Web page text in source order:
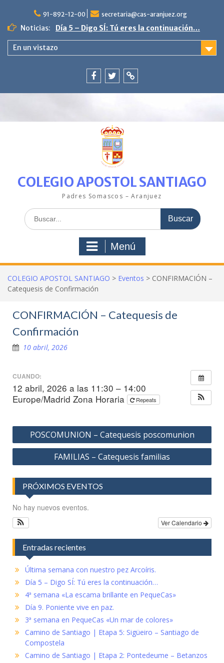
contenido
91-892-12-00 secretaria@cas-aranjuez.org
Noticias:
Día 5 – Digo SÍ: Tú eres la continuación…
4ª semana «La escama brillante en
PequeCas»
3ª semana en PequeCas «Un mar de
colores»
Última semana con nuestro pez Arcoíris.
En un vistazo
COLEGIO APOSTOL SANTIAGO
Padres Somascos – Aranjuez
Buscar:
Menú
COLEGIO APOSTOL SANTIAGO > Eventos > CONFIRMACIÓN –
Catequesis de Confirmación
CONFIRMACIÓN – Catequesis de
Confirmación
10 abril, 2026
CUANDO:
12 abril, 2026 a las 11:30 – 14:00
Europe/Madrid Zona Horaria
Repeats
Navegación
de
POSCOMUNION – Catequesis poscomunion
FAMILIAS – Catequesis familias
PRÓXIMOS EVENTOS
No hay nuevos eventos.
Ver Calendario
Entradas recientes
Última semana con nuestro pez Arcoíris.
Día 5 – Digo SÍ: Tú eres la continuación…
4ª semana «La escama brillante en PequeCas»
Día 9. Poniente vive en paz.
3ª semana en PequeCas «Un mar de colores»
Camino de Santiago | Etapa 5: Sigüeiro – Santiago de
Compostela
Camino de Santiago | Etapa 2: Pontedeume – Betanzos